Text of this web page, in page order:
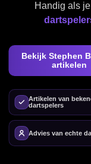
Handig als
Bekijk Stephen
artikelen
Artikelen van
dartspelers
Advies van echte